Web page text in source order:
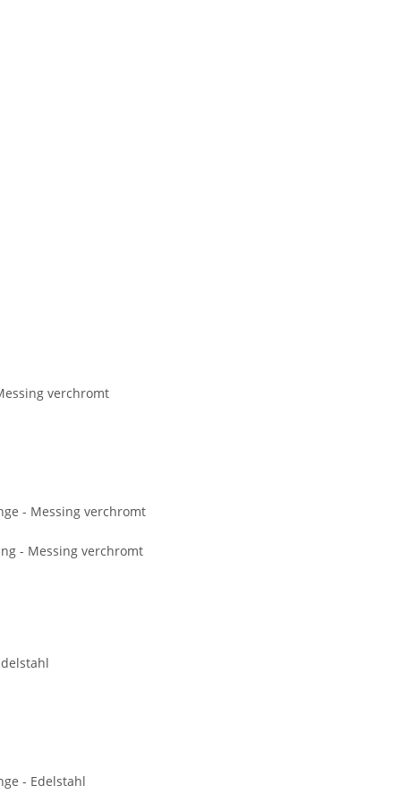
verchromt
- Messing verchromt
- Messing verchromt
- Edelstahl